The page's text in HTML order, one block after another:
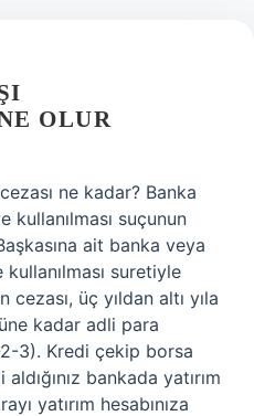
OLUR
ne kadar? Banka
kullanılması suçunun
ait banka veya
kullanılması suretiyle
üç yıldan altı yıla
kadar adli para
3). Kredi çekip borsa
bankada yatırım
yatırım hesabınıza